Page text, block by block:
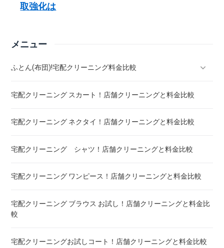
取強化は
メニュー
ふとん(布団)!宅配クリーニング料金比較
羽毛ふとん(布団)!宅配クリーニング料金比較
こたつ布団 クリーニング ! 料金 比較
布団クリーニング ! ダニ除去率ランキング
布団クリーニング 真空圧縮サービス 料金比較 ! 市販の圧縮袋
宅配クリーニング 絨毯・カーペット ! 料金 比較
宅配クリーニング スカート！店舗クリーニングと料金比較
宅配クリーニング ネクタイ！店舗クリーニングと料金比較
宅配クリーニング シャツ！店舗クリーニングと料金比較
宅配クリーニング ワンピース！店舗クリーニングと料金比較
宅配クリーニング ブラウス お試し！店舗クリーニングと料金比
較
宅配クリーニングお試しコート！店舗クリーニングと料金比較